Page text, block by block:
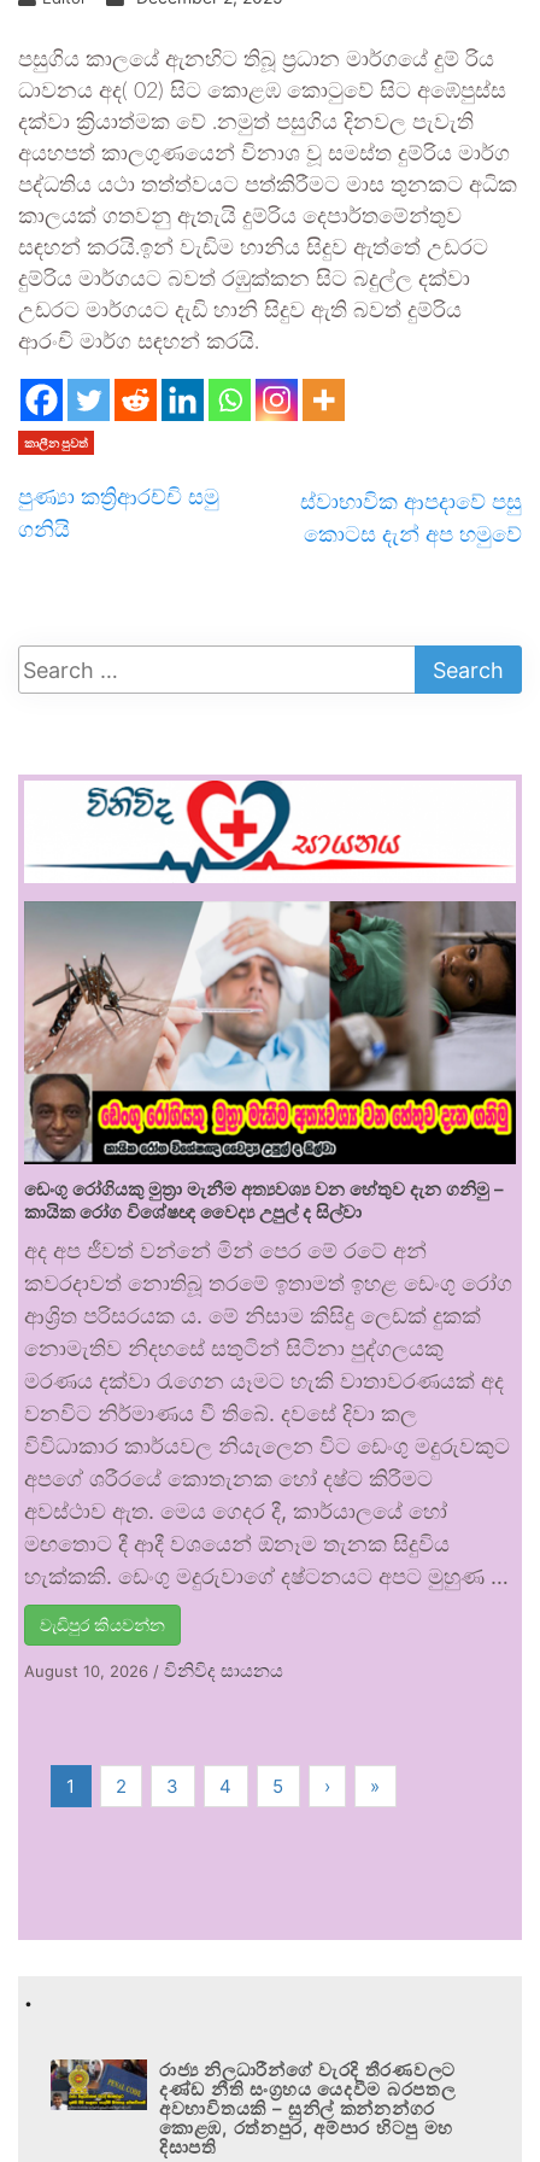
පසුගිය කාලයේ ඇනහිට තිබූ ප්‍රධාන මාර්ගයේ දුම් රිය
ධාවනය අද( 02) සිට කොළඹ කොටුවේ සිට අඹේපුස්ස
දක්වා ක්‍රියාත්මක වේ .නමුත් පසුගිය දිනවල පැවැති
අයහපත් කාලගුණයෙන් විනාශ වූ සමස්ත දුම්රිය මාර්ග
පද්ධතිය යථා තත්ත්වයට පත්කිරීමට මාස තුනකට අධික
කාලයක් ගතවනු ඇතැයි දුම්රිය දෙපාර්තමේන්තුව
සඳහන් කරයි.ඉන් වැඩිම හානිය සිදුව ඇත්තේ උඩරට
දුම්රිය මාර්ගයට බවත් රඹුක්කන සිට බදුල්ල දක්වා
උඩරට මාර්ගයට දැඩි හානි සිදුව ඇති බවත් දුම්රිය
ආරංචි මාර්ග සඳහන් කරයි.
කාලීන පුවත්
පුණ්‍යා කත්‍රිආරච්චි සමු
ගනියි
ස්වාභාවික ආපදාවේ පසු
කොටස දැන් අප හමුවේ
ඩෙංගු රෝගියකු ⁣මුත්‍රා මැනීම අත්‍යවශ්‍ය වන හේතුව දැන ගනිමු –
කායික රෝග විශේෂඥ වෛද්‍ය උපුල් ද සිල්වා
අද අප ජීවත් වන්නේ මින් පෙර මේ රටේ අන්
කවරදාවත් නොතිබූ තරමේ ඉතාමත් ඉහළ ඩෙංගු රෝග
ආශ්‍රිත පරිසරයක ය. මේ නිසාම කිසිදු ලෙඩක් දුකක්
නොමැතිව නිදහසේ සතුටින් සිටිනා පුද්ගලයකු
මරණය දක්වා රැගෙන යෑමට හැකි වාතාවරණයක් අද
වනවිට නිර්මාණය වී තිබේ. දවසේ දිවා කල
විවිධාකාර කාර්යවල නියැලෙන විට ඩෙංගු මදුරුවකුට
අපගේ ශරීරයේ කොතැනක හෝ දෂ්ට කිරීමට
අවස්ථාව ඇත. මෙය ගෙදර දී, කාර්යාලයේ හෝ
මඟතොට දී ආදී වශයෙන් ඕනෑම තැනක සිදුවිය
හැක්කකි. ඩෙංගු මදුරුවාගේ දෂ්ටනයට අපට මුහුණ …
වැඩිපුර කියවන්න
August 10, 2026 / විනිවිද සායනය
1 2 3 4 5 › »
.
රාජ්‍ය නිලධාරීන්ගේ වැරදි තීරණවලට
දණ්ඩ නීති සංග්‍රහය යෙදවීම බරපතල
අවභාවිතයකි – සුනිල් කන්නන්ගර
කොළඹ, රත්නපුර, අම්පාර හිටපු මහ
දිසාපති